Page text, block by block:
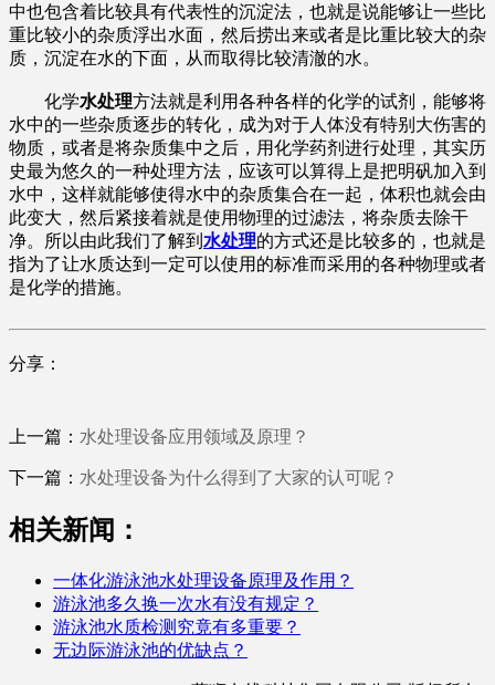
中也包含着比较具有代表性的沉淀法，也就是说能够让一些比
重比较小的杂质浮出水面，然后捞出来或者是比重比较大的杂
质，沉淀在水的下面，从而取得比较清澈的水。
化学水处理方法就是利用各种各样的化学的试剂，能够将
水中的一些杂质逐步的转化，成为对于人体没有特别大伤害的
物质，或者是将杂质集中之后，用化学药剂进行处理，其实历
史最为悠久的一种处理方法，应该可以算得上是把明矾加入到
水中，这样就能够使得水中的杂质集合在一起，体积也就会由
此变大，然后紧接着就是使用物理的过滤法，将杂质去除干
净。所以由此我们了解到 水处理的方式还是比较多的，也就是
指为了让水质达到一定可以使用的标准而采用的各种物理或者
是化学的措施。
分享：
上一篇： 水处理设备应用领域及原理？
下一篇： 水处理设备为什么得到了大家的认可呢？
相关新闻：
一体化游泳池水处理设备原理及作用？
游泳池多久换一次水有没有规定？
游泳池水质检测究竟有多重要？
无边际游泳池的优缺点？